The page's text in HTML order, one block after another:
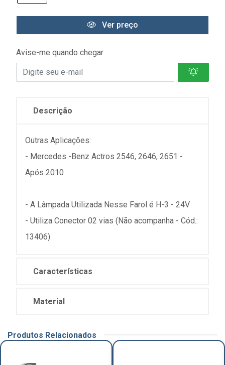
Ver preço
Avise-me quando chegar
Descrição
Outras Aplicações:
- Mercedes -Benz Actros 2546, 2646, 2651 -
Após 2010
- A Lâmpada Utilizada Nesse Farol é H-3 - 24V
- Utiliza Conector 02 vias (Não acompanha - Cód.:
13406)
Características
Material
Produtos Relacionados